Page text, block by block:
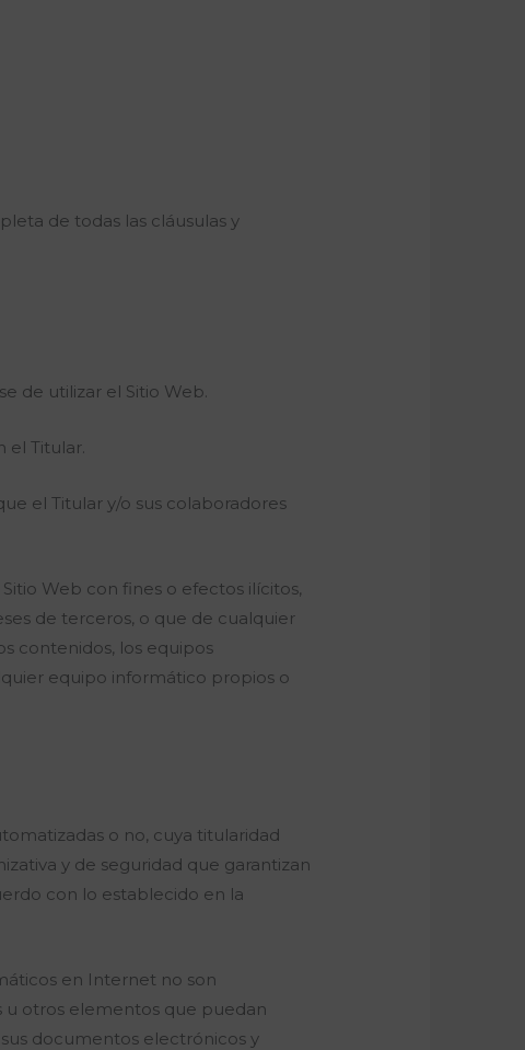
de todas las cláusulas y
de utilizar el Sitio Web.
el Titular.
el Titular y/o sus colaboradores
Web con fines o efectos ilícitos,
de terceros, o que de cualquier
contenidos, los equipos
equipo informático propios o
o no, cuya titularidad
y de seguridad que garantizan
con lo establecido en la
en Internet no son
u otros elementos que puedan
documentos electrónicos y